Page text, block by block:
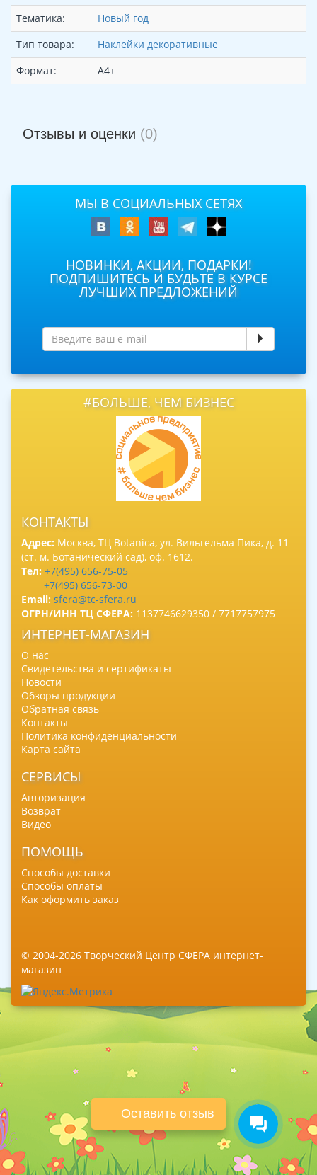
Тематика:
Новый год
Тип товара:
Наклейки декоративные
Формат:
А4+
Отзывы и оценки (0)
Оставить отзыв
МЫ В СОЦИАЛЬНЫХ СЕТЯХ
НОВИНКИ, АКЦИИ, ПОДАРКИ!
ПОДПИШИТЕСЬ И БУДЬТЕ В КУРСЕ
ЛУЧШИХ ПРЕДЛОЖЕНИЙ
#БОЛЬШЕ, ЧЕМ БИЗНЕС
КОНТАКТЫ
Адрес: Москва, ТЦ Botanica, ул. Вильгельма Пика, д. 11
(ст. м. Ботанический сад), оф. 1612.
Тел: +7(495) 656-75-05
+7(495) 656-73-00
Email: sfera@tc-sfera.ru
ОГРН/ИНН ТЦ СФЕРА: 1137746629350 / 7717757975
ИНТЕРНЕТ-МАГАЗИН
О нас
Свидетельства и сертификаты
Новости
Обзоры продукции
Обратная связь
Контакты
Политика конфиденциальности
Карта сайта
СЕРВИСЫ
Авторизация
Возврат
Видео
ПОМОЩЬ
Способы доставки
Способы оплаты
Как оформить заказ
© 2004-2026 Творческий Центр СФЕРА интернет-
магазин